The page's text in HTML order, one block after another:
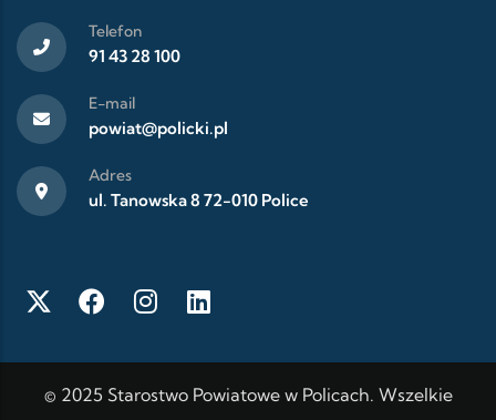
Telefon
91 43 28 100
E-mail
powiat@policki.pl
Adres
ul. Tanowska 8 72-010 Police
© 2025 Starostwo Powiatowe w Policach. Wszelkie